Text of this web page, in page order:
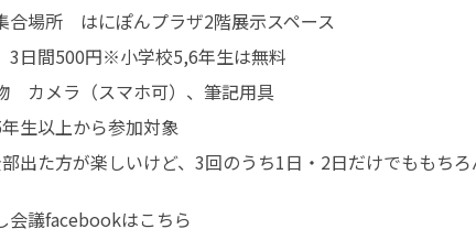
合場所　はにぽんプラザ2階展示スペース
3日間500円※小学校5,6年生は無料
　カメラ（スマホ可）、筆記用具
生以上から参加対象
出た方が楽しいけど、3回のうち1日・2日だけでももちろ